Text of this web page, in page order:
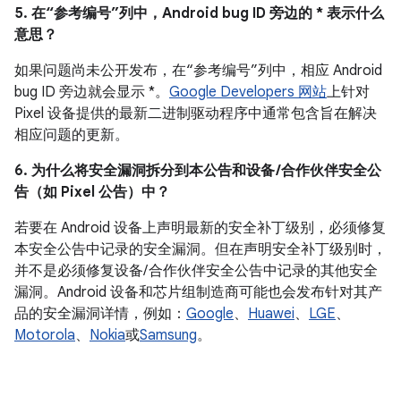
5. 在“参考编号”列中，Android bug ID 旁边的 * 表示什么
意思？
如果问题尚未公开发布，在“参考编号”列中，相应 Android
bug ID 旁边就会显示 *。 Google Developers 网站上针对
Pixel 设备提供的最新二进制驱动程序中通常包含旨在解决
相应问题的更新。
6. 为什么将安全漏洞拆分到本公告和设备 /合作伙伴安全公
告（如 Pixel 公告）中？
若要在 Android 设备上声明最新的安全补丁级别，必须修复
本安全公告中记录的安全漏洞。但在声明安全补丁级别时，
并不是必须修复设备/ 合作伙伴安全公告中记录的其他安全
漏洞。Android 设备和芯片组制造商可能也会发布针对其产
品的安全漏洞详情，例如： Google、 Huawei、 LGE、
Motorola、 Nokia或Samsung。